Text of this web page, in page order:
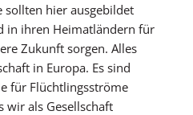
sollten hier ausgebildet
in ihren Heimatländern für
Zukunft sorgen. Alles
in Europa. Es sind
für Flüchtlingsströme
wir als Gesellschaft